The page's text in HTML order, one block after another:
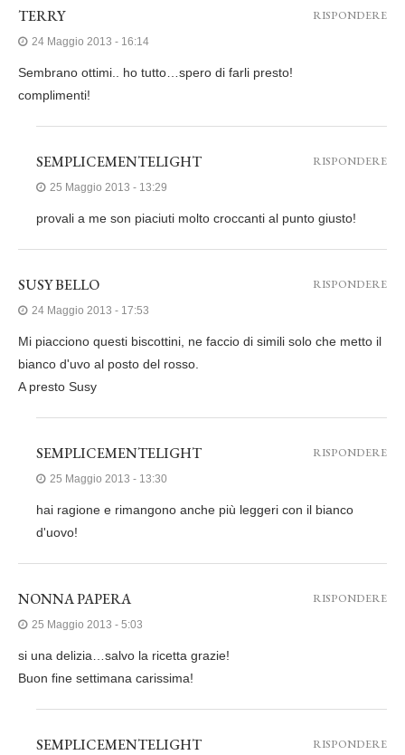
TERRY
24 Maggio 2013 - 16:14
Sembrano ottimi.. ho tutto…spero di farli presto!
complimenti!
RISPONDERE
SEMPLICEMENTELIGHT
25 Maggio 2013 - 13:29
provali a me son piaciuti molto croccanti al punto giusto!
RISPONDERE
SUSY BELLO
24 Maggio 2013 - 17:53
Mi piacciono questi biscottini, ne faccio di simili solo che metto il
bianco d'uvo al posto del rosso.
A presto Susy
RISPONDERE
SEMPLICEMENTELIGHT
25 Maggio 2013 - 13:30
hai ragione e rimangono anche più leggeri con il bianco
d'uovo!
RISPONDERE
NONNA PAPERA
25 Maggio 2013 - 5:03
si una delizia…salvo la ricetta grazie!
Buon fine settimana carissima!
RISPONDERE
SEMPLICEMENTELIGHT RISPONDERE